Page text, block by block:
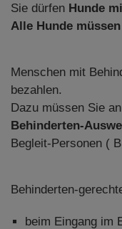
Sie dürfen Hunde
Alle Hunde
Menschen mit
bezahlen.
Dazu müssen Sie
Behinderten-
Begleit-Personen (
Behinderten-
beim Eingang im